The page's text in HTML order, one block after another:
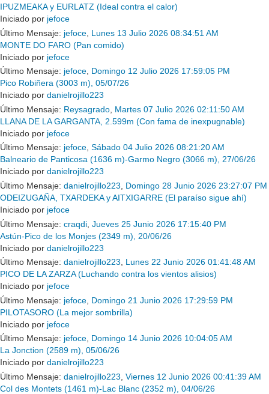
IPUZMEAKA y EURLATZ (Ideal contra el calor)
Iniciado por jefoce
Último Mensaje: jefoce Lunes 13 Julio 2026 08:34:51 AM
MONTE DO FARO (Pan comido)
Iniciado por jefoce
Último Mensaje: jefoce Domingo 12 Julio 2026 17:59:05 PM
Pico Robiñera (3003 m), 05/07/26
Iniciado por danielrojillo223
Último Mensaje: Reysagrado Martes 07 Julio 2026 02:11:50 AM
LLANA DE LA GARGANTA, 2.599m (Con fama de inexpugnable)
Iniciado por jefoce
Último Mensaje: jefoce, Sábado 04 Julio 2026 08:21:20 AM
Balneario de Panticosa (1636 m)-Garmo Negro (3066 m), 27/06/26
Iniciado por danielrojillo223
Último Mensaje: danielrojillo223
Domingo 28 Junio 2026 23:27:07 PM
ODEIZUGAÑA, TXARDEKA y AITXIGARRE (El paraíso sigue ahí)
Iniciado por jefoce
Último Mensaje: craqdi Jueves 25 Junio 2026 17:15:40 PM
Astún-Pico de los Monjes (2349 m), 20/06/26
Iniciado por danielrojillo223
Último Mensaje: danielrojillo223
Lunes 22 Junio 2026 01:41:48 AM
PICO DE LA ZARZA (Luchando contra los vientos alisios)
Iniciado por jefoce
Último Mensaje: jefoce Domingo 21 Junio 2026 17:29:59 PM
PILOTASORO (La mejor sombrilla)
Iniciado por jefoce
Último Mensaje: jefoce, Domingo 14 Junio 2026 10:04:05 AM
La Jonction (2589 m), 05/06/26
Iniciado por danielrojillo223
Último Mensaje: danielrojillo223 Viernes 12 Junio 2026 00:41:39 AM
Col des Montets (1461 m)-Lac Blanc (2352 m), 04/06/26